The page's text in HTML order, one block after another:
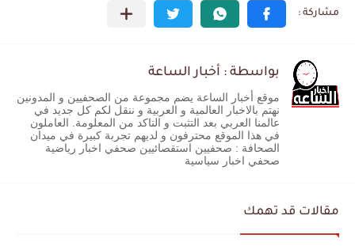
بواسطة : أخبار الساعة
موقع أخبار الساعة يضم مجموعة من الصحفيين و المدونين
نهتم بالاخبار العالمية و العربية و ننقل لكم كل جديد في
عالمنا العربي بعد التثبت و التاكد من المعلومة. العاملون
في هذا الموقع محترفون و لديهم تجربة كبيرة في ميدان
الصحافة : صحفيين استقصائيين صحفي اخبار رياضية
صحفي اخبار سياسية
مقالات قد تهمك